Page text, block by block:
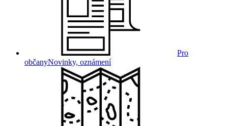
Pro
občanyNovinky, oznámení